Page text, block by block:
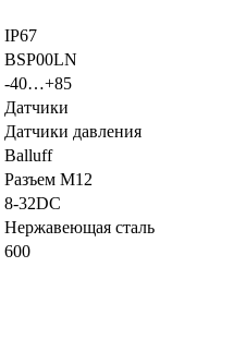
IP67
BSP00LN
-40…+85
Датчики
Датчики давления
Balluff
Разъем M12
8-32DC
Нержавеющая сталь
600